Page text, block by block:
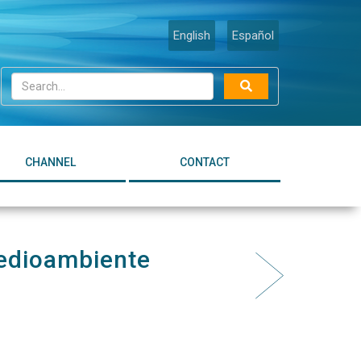
Español
English
CHANNEL CONTACT